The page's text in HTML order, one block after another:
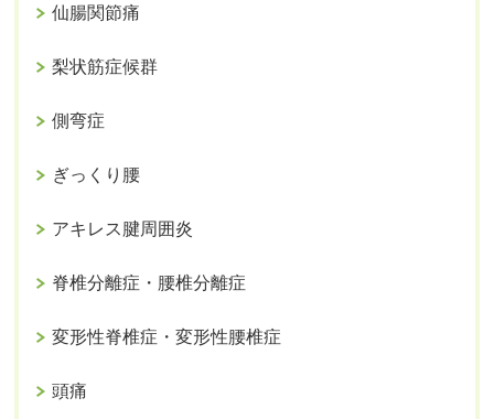
仙腸関節痛
梨状筋症候群
側弯症
ぎっくり腰
アキレス腱周囲炎
脊椎分離症・腰椎分離症
変形性脊椎症・変形性腰椎症
頭痛